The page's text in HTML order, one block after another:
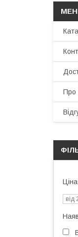
Про
Ціна